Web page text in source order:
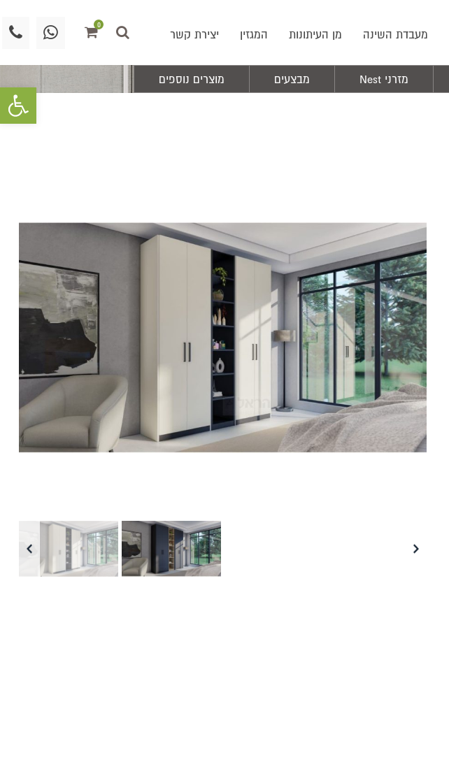
פתח
מעבדת השינה מן העיתונות המגזין יצירת קשר
0
מזרני Nest מבצעים מוצרים נוספים